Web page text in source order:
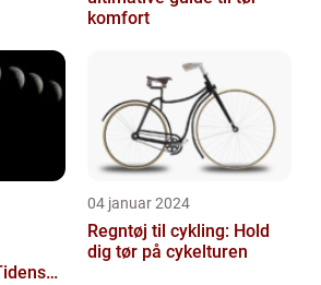
komfort
04 januar 2024
Regntøj til cykling: Hold
dig tør på cykelturen